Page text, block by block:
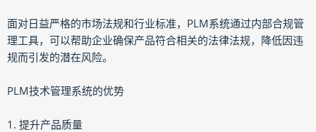
面对日益严格的市场法规和行业标准，PLM系统通过内部合规管
理工具，可以帮助企业确保产品符合相关的法律法规，降低因违
规而引发的潜在风险。
PLM技术管理系统的优势
1. 提升产品质量